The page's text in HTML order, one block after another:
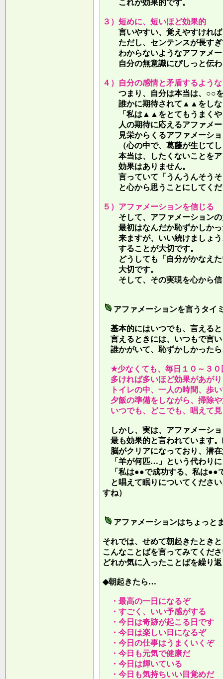
これが効果的です。
３）短めに、短いほど効果的
言いやすい、覚えやすければ
ただし、センテンスが長すぎ
わからないようなアファメー
自分の無意識にぴしっと伝わ
４）自分の感情と矛盾するよう
つまり、自分は本当は、○○を
誰かに期待されて▲▲をしな
「私は▲▲をとてもうまくや
人の期待に応えるアファメ
見栄からくるアファメーショ
（心の中で、葛藤が生じてし
本当は、したくないことをア
効果はありません。
言っていて 「うんうんそう
と心から思うことにしてくだ
５）アファメーションを信じる
そして、アファメーションの
最初はなんだか恥ずかしかっ
来ますが、いい続けましょう
することが大切です。
どうしても「自分がかなえた
大切です。
そして、その実現を心から信
アファメーションを言うタイ
基本的にはいつでも、言える
言えるときには、いつもで言
誰かがいて、恥ずかしかった
★少なくても、毎日１０～３０
多ければ多いほど効果があが
トイレの中、一人の時間、歩
夕飯の準備をしながら、掃除
いつでも、どこでも、唱えて
しかし、実は、アファメーシ
最も効果的と言われています
脳がクリアになっており、潜
「羊が何匹…」という代わりに
「私は●●で成功する、私は●●
と唱えて眠りについてくださ
すね）
アファメーションはちょっと
それでは、せめて朝起きたとき
こんなことばを言ってみてくだ
どれか気に入ったことばを繰り
◆朝起きたら…
・最高の一日になるぞ
・すごく、いい予感がする
・今日は奇跡が起こる日です
・今日は楽しい日になるぞ
・今日の仕事はうまくいくぞ
・今日も元気で健康だ
・今日は輝いている
・今日も気持ちいい目覚めだ